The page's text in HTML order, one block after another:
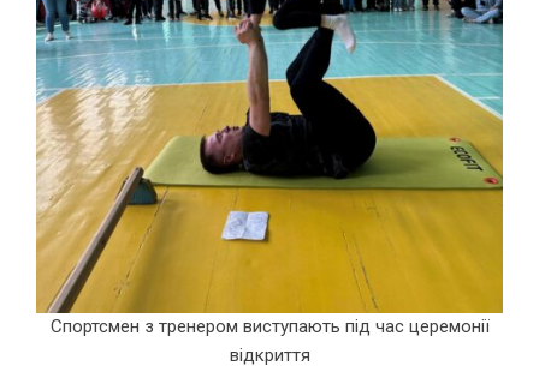
Спортсмен з тренером виступають під час церемонії
відкриття